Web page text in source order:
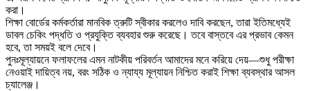
করা।
শিক্ষা বোর্ডের কর্মকর্তারা মানবিক ত্রুটি স্বীকার করলেও দাবি করছেন, তারা ইতিমধ্যেই
ডাবল চেকিং পদ্ধতি ও প্রযুক্তি ব্যবহার শুরু করেছে। তবে বাস্তবে এর প্রভাব কেমন
হবে, তা সময়ই বলে দেবে।
পুনঃমূল্যায়নে ফলাফলের এমন নাটকীয় পরিবর্তন আমাদের মনে করিয়ে দেয়—শুধু পরীক্ষা
নেওয়াই দায়িত্ব নয়, বরং সঠিক ও ন্যায্য মূল্যায়ন নিশ্চিত করাই শিক্ষা ব্যবস্থার আসল
চ্যালেঞ্জ।